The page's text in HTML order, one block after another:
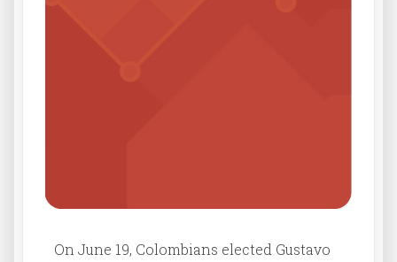
On June 19, Colombians elected Gustavo